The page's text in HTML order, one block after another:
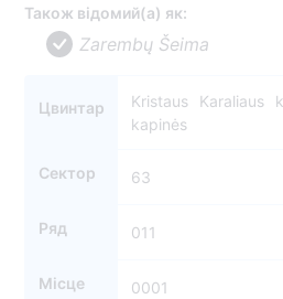
Також відомий(а) як:
Zarembų Šeima
Цвинтар
Kristaus Karaliaus
kapinės
Сектор 63
Ряд 011
Місце 0001